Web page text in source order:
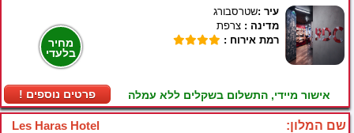
מחיר
בלעדי
! פרטים נוספים
עיר :שטרסבורג
מדינה : צרפת
רמת אירוח :
אישור מיידי, התשלום בשקלים ללא עמלה
Les Haras Hotel שם המלון: